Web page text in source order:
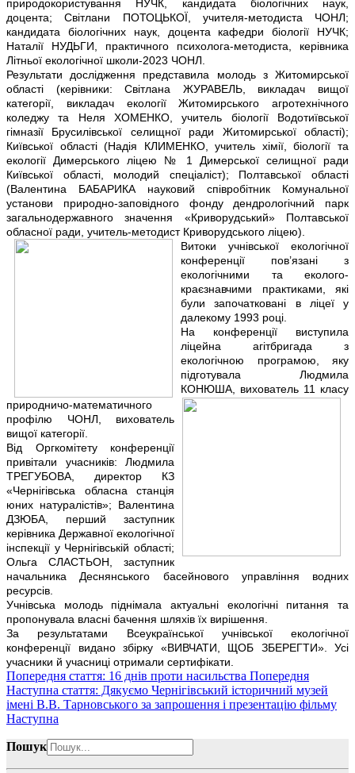
природокористування НУЧК, кандидата біологічних наук,
доцента; Світлани ПОТОЦЬКОЇ, учителя-методиста ЧОНЛ;
кандидата біологічних наук, доцента кафедри біології НУЧК;
Наталії НУДЬГИ, практичного психолога-методиста, керівника
Літньої екологічної школи-2023 ЧОНЛ.
Результати дослідження представила молодь з Житомирської
області (керівники: Світлана ЖУРАВЕЛЬ, викладач вищої
категорії, викладач екології Житомирського агротехнічного
коледжу та Неля ХОМЕНКО, учитель біології Водотиївської
гімназії Брусилівської селищної ради Житомирської області);
Київської області (Надія КЛИМЕНКО, учитель хімії, біології та
екології Димерського ліцею № 1 Димерської селищної ради
Київської області, молодий спеціаліст); Полтавської області
(Валентина БАБАРИКА науковий співробітник Комунальної
установи природно-заповідного фонду дендрологічний парк
загальнодержавного значення «Криворудський» Полтавської
обласної ради, учитель-методист Криворудського ліцею).
Витоки учнівської екологічної
конференції пов’язані з
екологічними та еколого-
краєзнавчими практиками, які
були започатковані в ліцеї у
далекому 1993 році.
На конференції виступила
ліцейна агітбригада з
екологічною програмою, яку
підготувала Людмила
КОНЮША, вихователь 11 класу
природничо-математичного
профілю ЧОНЛ, вихователь
вищої категорії.
Від Оргкомітету конференції
привітали учасників: Людмила
ТРЕГУБОВА, директор КЗ
«Чернігівська обласна станція
юних натуралістів»; Валентина
ДЗЮБА, перший заступник
керівника Державної екологічної
інспекції у Чернігівській області;
Ольга СЛАСТЬОН, заступник
начальника Деснянського басейнового управління водних
ресурсів.
Учнівська молодь піднімала актуальні екологічні питання та
пропонувала власні бачення шляхів їх вирішення.
За результатами Всеукраїнської учнівської екологічної
конференції видано збірку «ВИВЧАТИ, ЩОБ ЗБЕРЕГТИ». Усі
учасники й учасниці отримали сертифікати.
Попередня стаття: 16 днів проти насильства Попередня
Наступна стаття: Дякуємо Чернігівський історичний музей
імені В.В. Тарновського за запрошення і презентацію фільму
Наступна
Пошук